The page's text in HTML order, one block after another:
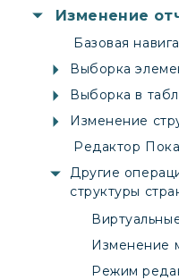
Изменение
Базовая
Выборка
Выборка в
Изменение
Редактор
Другие
структуры
Изменение
Режим